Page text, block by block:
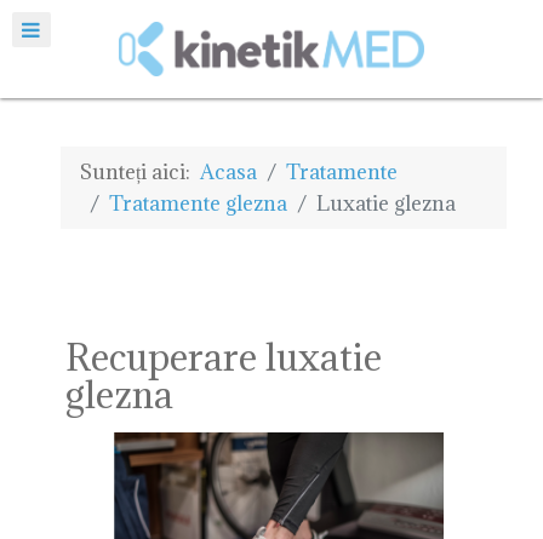
Sunteți aici: Acasa
Tratamente
Tratamente glezna
Luxatie glezna
Recuperare luxatie
glezna